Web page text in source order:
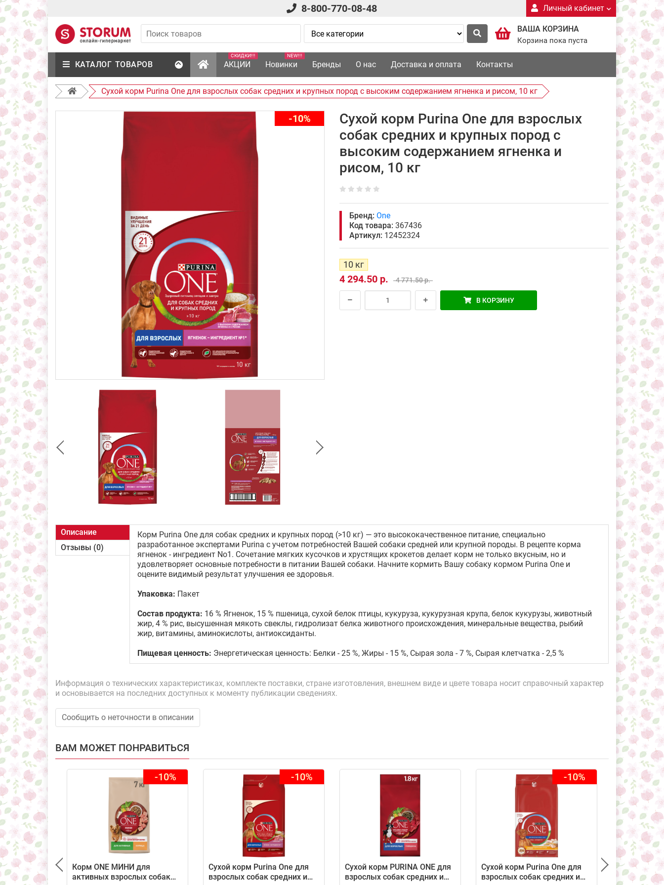
8-800-770-08-48 Личный кабинет
ВАША КОРЗИНА
Корзина пока пуста
КАТАЛОГ ТОВАРОВ АКЦИИ
СКИДКИ!!!
Новинки
NEW!!!
Бренды О нас Доставка и оплата Контакты
Сухой корм Purina One для взрослых собак средних и крупных пород с высоким содержанием ягненка и рисом, 10 кг
-10%
Сухой корм Purina One для взрослых
собак средних и крупных пород с
высоким содержанием ягненка и
рисом, 10 кг
Бренд: One
Код товара: 367436
Артикул: 12452324
10 кг
4 294.50 р. 4 771.50 р.
В КОРЗИНУ
Описание
Отзывы (0)
Корм Purina One для собак средних и крупных пород (>10 кг) — это высококачественное питание, специально
разработанное экспертами Purina с учетом потребностей Вашей собаки средней или крупной породы. В рецепте корма
ягненок - ингредиент No1. Сочетание мягких куcочков и хрустящих крокетов делает корм не только вкусным, но и
удовлетворяет основные потребности в питании Вашей собаки. Начните кормить Вашу собаку кормом Purina One и
оцените видимый результат улучшения ее здоровья.
Упаковка: Пакет
Состав продукта: 16 % Ягненок, 15 % пшеница, сухой белок птицы, кукуруза, кукурузная крупа, белок кукурузы, животный
жир, 4 % рис, высушенная мякоть свеклы, гидролизат белка животного происхождения, минеральные вещества, рыбий
жир, витамины, аминокислоты, антиоксиданты.
Пищевая ценность: Энергетическая ценность: Белки - 25 %, Жиры - 15 %, Сырая зола - 7 %, Сырая клетчатка - 2,5 %
Информация о технических характеристиках, комплекте поставки, стране изготовления, внешнем виде и цвете товара носит справочный характер
и основывается на последних доступных к моменту публикации сведениях.
Сообщить о неточности в описании
ВАМ МОЖЕТ ПОНРАВИТЬСЯ
-10%
Корм ONE МИНИ для
активных взрослых собак
-10%
Сухой корм Purina One для
взрослых собак средних и
Сухой корм PURINA ONE для
взрослых собак средних и
-10%
Сухой корм Purina One для
взрослых собак средних и
Сухой корм
взрослых